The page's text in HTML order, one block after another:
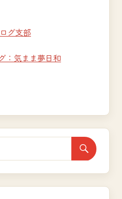
グ支部
：気まま夢日和